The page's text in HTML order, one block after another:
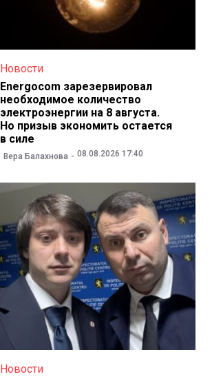
Новости
Energocom зарезервировал
необходимое количество
электроэнергии на 8 августа.
Но призыв экономить остается
в силе
Вера Балахнова 08.08.2026 17:40
Новости